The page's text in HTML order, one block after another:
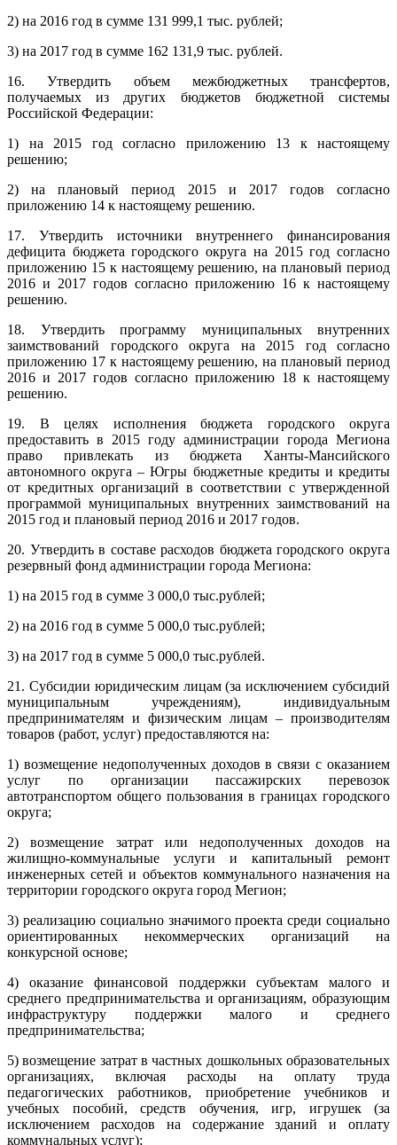
2) на 2016 год в сумме 131 999,1 тыс. рублей;
3) на 2017 год в сумме 162 131,9 тыс. рублей.
16. Утвердить объем межбюджетных трансфертов,
получаемых из других бюджетов бюджетной системы
Российской Федерации:
1) на 2015 год согласно приложению 13 к настоящему
решению;
2) на плановый период 2015 и 2017 годов согласно
приложению 14 к настоящему решению.
17. Утвердить источники внутреннего финансирования
дефицита бюджета городского округа на 2015 год согласно
приложению 15 к настоящему решению, на плановый период
2016 и 2017 годов согласно приложению 16 к настоящему
решению.
18. Утвердить программу муниципальных внутренних
заимствований городского округа на 2015 год согласно
приложению 17 к настоящему решению, на плановый период
2016 и 2017 годов согласно приложению 18 к настоящему
решению.
19. В целях исполнения бюджета городского округа
предоставить в 2015 году администрации города Мегиона
право привлекать из бюджета Ханты-Мансийского
автономного округа – Югры бюджетные кредиты и кредиты
от кредитных организаций в соответствии с утвержденной
программой муниципальных внутренних заимствований на
2015 год и плановый период 2016 и 2017 годов.
20. Утвердить в составе расходов бюджета городского округа
резервный фонд администрации города Мегиона:
1) на 2015 год в сумме 3 000,0 тыс.рублей;
2) на 2016 год в сумме 5 000,0 тыс.рублей;
3) на 2017 год в сумме 5 000,0 тыс.рублей.
21. Субсидии юридическим лицам (за исключением субсидий
муниципальным учреждениям), индивидуальным
предпринимателям и физическим лицам – производителям
товаров (работ, услуг) предоставляются на:
1) возмещение недополученных доходов в связи с оказанием
услуг по организации пассажирских перевозок
автотранспортом общего пользования в границах городского
округа;
2) возмещение затрат или недополученных доходов на
жилищно-коммунальные услуги и капитальный ремонт
инженерных сетей и объектов коммунального назначения на
территории городского округа город Мегион;
3) реализацию социально значимого проекта среди социально
ориентированных некоммерческих организаций на
конкурсной основе;
4) оказание финансовой поддержки субъектам малого и
среднего предпринимательства и организациям, образующим
инфраструктуру поддержки малого и среднего
предпринимательства;
5) возмещение затрат в частных дошкольных образовательных
организациях, включая расходы на оплату труда
педагогических работников, приобретение учебников и
учебных пособий, средств обучения, игр, игрушек (за
исключением расходов на содержание зданий и оплату
коммунальных услуг);